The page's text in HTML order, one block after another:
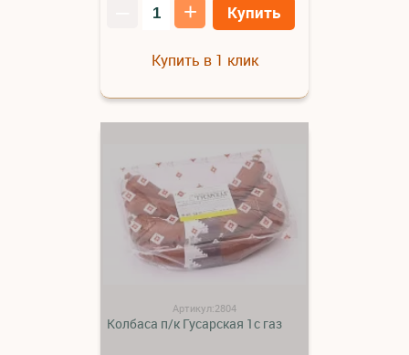
+ Купить
Купить в 1 клик
Артикул:2804
Колбаса п/к Гусарская 1с газ